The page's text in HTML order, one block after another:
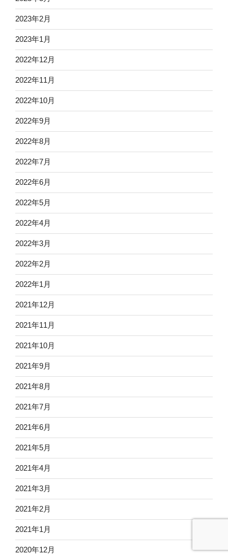
2023年2月
2023年1月
2022年12月
2022年11月
2022年10月
2022年9月
2022年8月
2022年7月
2022年6月
2022年5月
2022年4月
2022年3月
2022年2月
2022年1月
2021年12月
2021年11月
2021年10月
2021年9月
2021年8月
2021年7月
2021年6月
2021年5月
2021年4月
2021年3月
2021年2月
2021年1月
2020年12月